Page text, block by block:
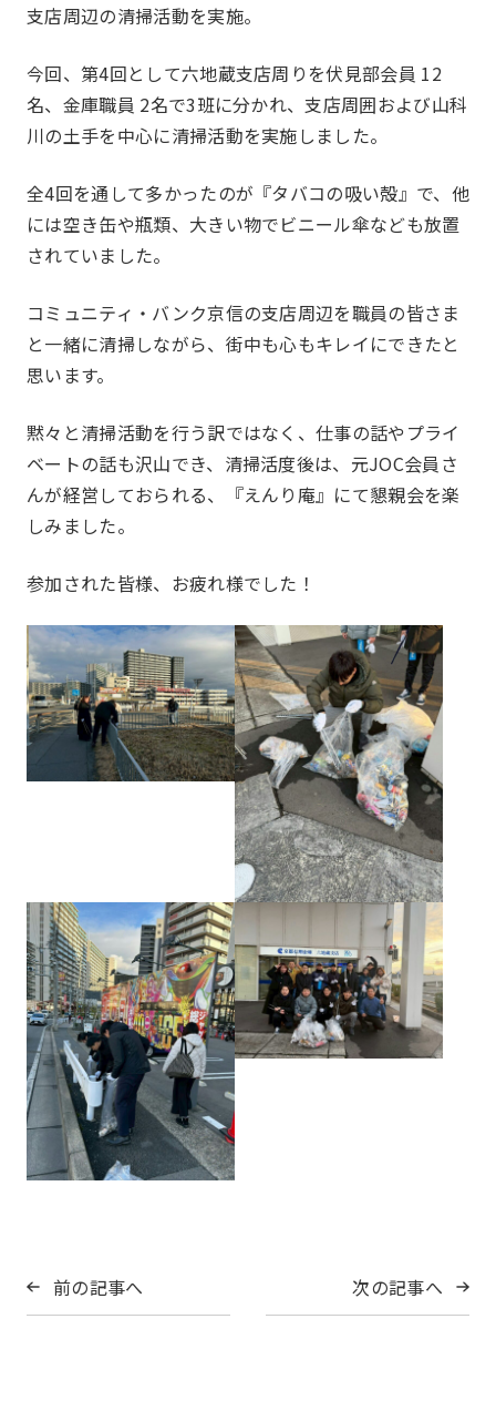
私たちについて About
JOCとは
沿革
JOC発足の想い
第24期事業計画
事業報告 Report
一覧を見る
部会報告
国内・海外研修委員会
アグリベンチャー
JOC LAB
JOC ビジネススクール
KYO＋
Hatch & Evolve（ハチエ
ピックアップ
部会 Section
一覧を見る
本店部会
洛北部会
北大路部会
壬生部会
東九部会
長岡部会
口丹部会
伏見部会
山科部会
大阪部会
近江部会
嵯峨野部会
洛南部会
本部幹事団
プロジェクトリーダー
部会長
委員会 Committee
一覧を見る
国内・海外研修委員会
支店周辺の清掃活動を実施。
今回、第4回として六地蔵支店周りを伏見部会員 12
名、金庫職員 2名で3班に分かれ、支店周囲および山科
川の土手を中心に清掃活動を実施しました。
全4回を通して多かったのが『タバコの吸い殻』で、他
には空き缶や瓶類、大きい物でビニール傘なども放置
されていました。
コミュニティ・バンク京信の支店周辺を職員の皆さま
と一緒に清掃しながら、街中も心もキレイにできたと
思います。
黙々と清掃活動を行う訳ではなく、仕事の話やプライ
ベートの話も沢山でき、清掃活度後は、元JOC会員さ
んが経営しておられる、『えんり庵』にて懇親会を楽
しみました。
参加された皆様、お疲れ様でした！
前の記事へ 次の記事へ